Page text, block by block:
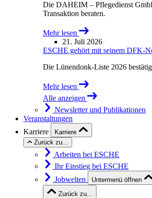
Die DAHEIM – Pflegedienst
Transaktion beraten.
Mehr lesen
21. Juli 2026
ESCHE gehört mit seinem DFK-
Die Lünendonk-Liste 2026
Mehr lesen
Alle anzeigen
Newsletter und Publikationen
Veranstaltungen
Karriere
Karriere
Zurück zu...
Arbeiten bei ESCHE
Ihr Einstieg bei ESCHE
Jobwelten
Untermenü öffnen
Zurück zu...